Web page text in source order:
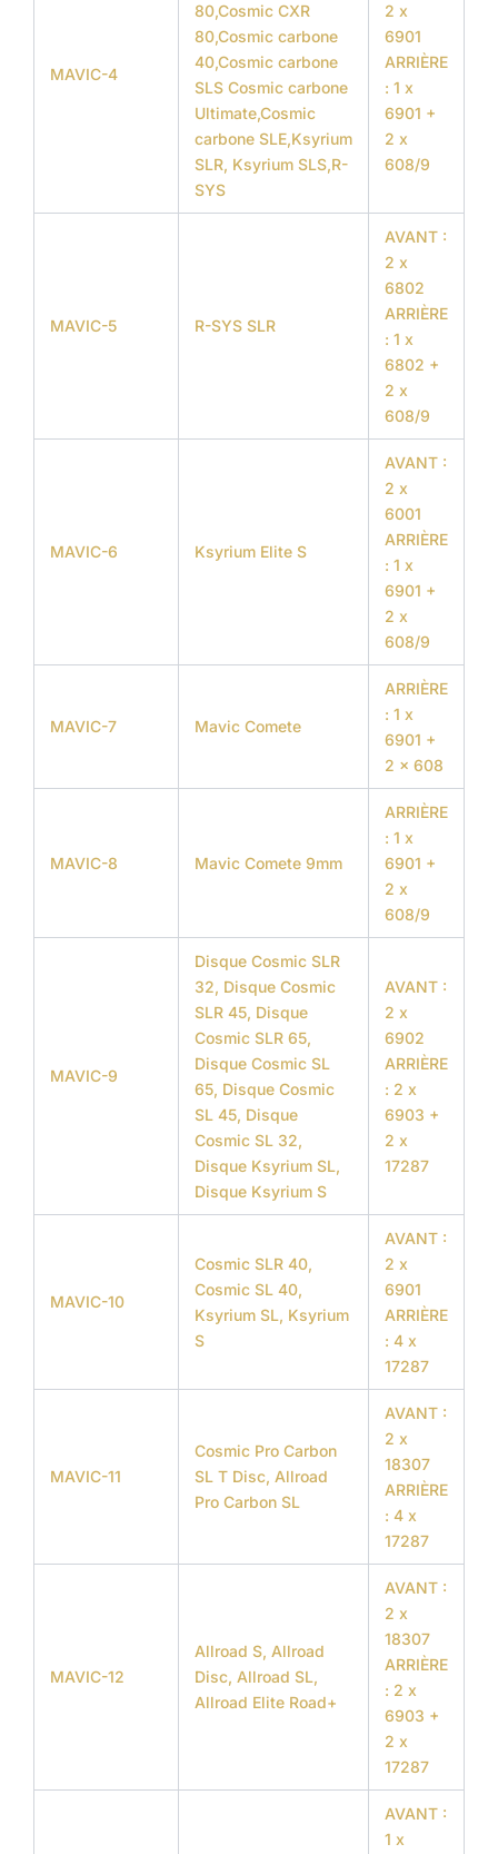
MAVIC-4
80,Cosmic CXR
80,Cosmic carbone
40,Cosmic carbone
SLS Cosmic carbone
Ultimate,Cosmic
carbone SLE,Ksyrium
SLR, Ksyrium SLS,R-
SYS
2 x
6901
ARRIÈRE
: 1 x
6901 +
2 x
608/9
MAVIC-5 R-SYS SLR
AVANT :
2 x
6802
ARRIÈRE
: 1 x
6802 +
2 x
608/9
MAVIC-6 Ksyrium Elite S
AVANT :
2 x
6001
ARRIÈRE
: 1 x
6901 +
2 x
608/9
MAVIC-7 Mavic Comete
ARRIÈRE
: 1 x
6901 +
2 x 608
MAVIC-8 Mavic Comete 9mm
ARRIÈRE
: 1 x
6901 +
2 x
608/9
MAVIC-9
Disque Cosmic SLR
32, Disque Cosmic
SLR 45, Disque
Cosmic SLR 65,
Disque Cosmic SL
65, Disque Cosmic
SL 45, Disque
Cosmic SL 32,
Disque Ksyrium SL,
Disque Ksyrium S
AVANT :
2 x
6902
ARRIÈRE
: 2 x
6903 +
2 x
17287
MAVIC-10
Cosmic SLR 40,
Cosmic SL 40,
Ksyrium SL, Ksyrium
S
AVANT :
2 x
6901
ARRIÈRE
: 4 x
17287
MAVIC-11
Cosmic Pro Carbon
SL T Disc, Allroad
Pro Carbon SL
AVANT :
2 x
18307
ARRIÈRE
: 4 x
17287
MAVIC-12
Allroad S, Allroad
Disc, Allroad SL,
Allroad Elite Road+
AVANT :
2 x
18307
ARRIÈRE
: 2 x
6903 +
2 x
17287
AVANT :
1 x